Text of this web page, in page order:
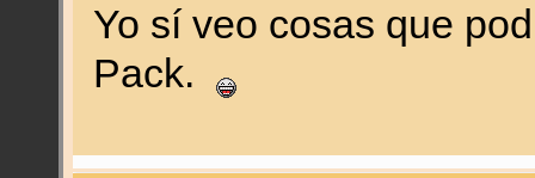
Yo sí veo cosas que
Pack.